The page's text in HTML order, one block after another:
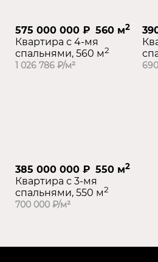
575 000 000 ₽ 560 м2
Квартира с 4-мя
спальнями, 560 м2
1 026 786 ₽/м²
385 000 000 ₽ 550 м2
Квартира с 3-мя
спальнями, 550 м2
700 000 ₽/м²